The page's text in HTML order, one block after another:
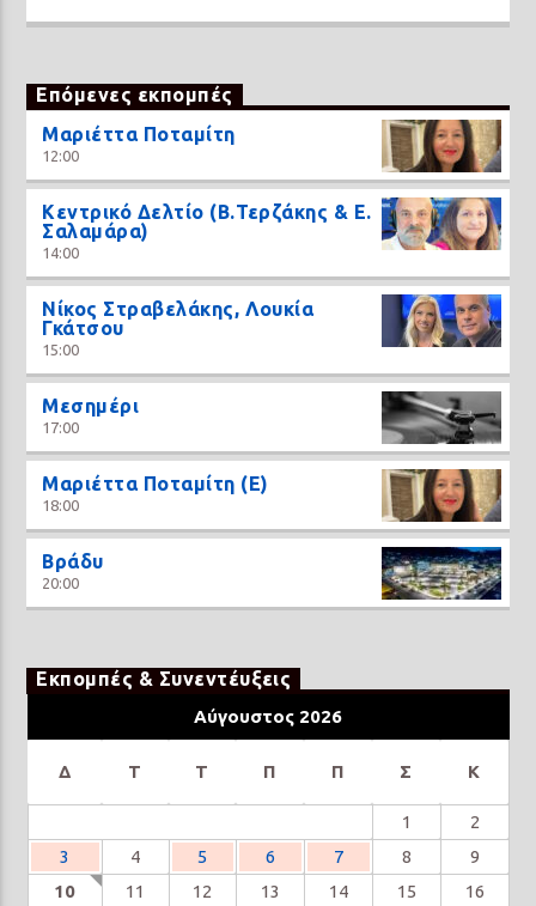
Επόμενες εκπομπές
Μαριέττα Ποταμίτη
12:00
Κεντρικό Δελτίο (Β.Τερζάκης & Ε.
Σαλαμάρα)
14:00
Νίκος Στραβελάκης, Λουκία
Γκάτσου
15:00
Μεσημέρι
17:00
Μαριέττα Ποταμίτη (Ε)
18:00
Βράδυ
20:00
Εκπομπές & Συνεντέυξεις
Αύγουστος 2026
Δ Τ Τ Π Π Σ Κ
1
2
3
4 5 6 7 8
9
10
11 12 13 14 15
16